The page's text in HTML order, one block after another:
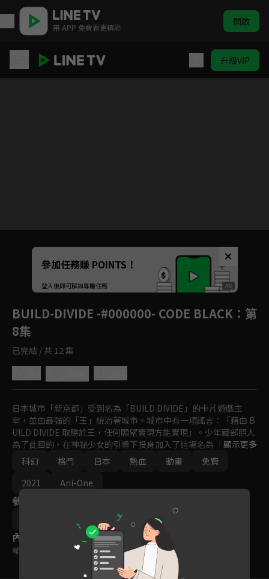
用 APP 免費看更精彩 開啟
升級VIP
Unmute
如有不便請見諒
參加任務賺 POINTS！
登入後即可解鎖專屬任務
BUILD-DIVIDE -#000000- CODE BLACK ：第
8集
已完結 / 共 12 集
日本城市「新京都」受到名為「BUILD DIVIDE」的卡片遊戲主
宰，並由最強的「王」統治著城市。城市中有一項謠言：「藉由 B
UILD DIVIDE 取勝於王，任何願望實現方能實現」。少年藏部照人
為了此目的，在神祕少女的引導下投身加入了這場名為「重構」
（リビルド）的戰鬥之中。
顯示更多
科幻
格鬥 日本 熱血 動畫
免費
2021
Ani-One
參與演員
內容標籤
輔導十二歲級